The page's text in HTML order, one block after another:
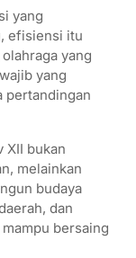
yang
efisiensi itu
yang
yang
pertandingan
XII bukan
melainkan
budaya
dan
bersaing